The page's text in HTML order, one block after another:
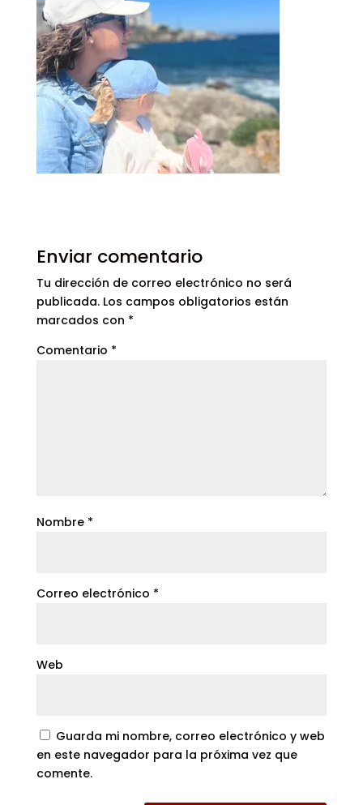
Enviar comentario
Tu dirección de correo electrónico no será
publicada. Los campos obligatorios están
marcados con *
Comentario *
Nombre *
Correo electrónico *
Web
Guarda mi nombre, correo electrónico y web
en este navegador para la próxima vez que
comente.